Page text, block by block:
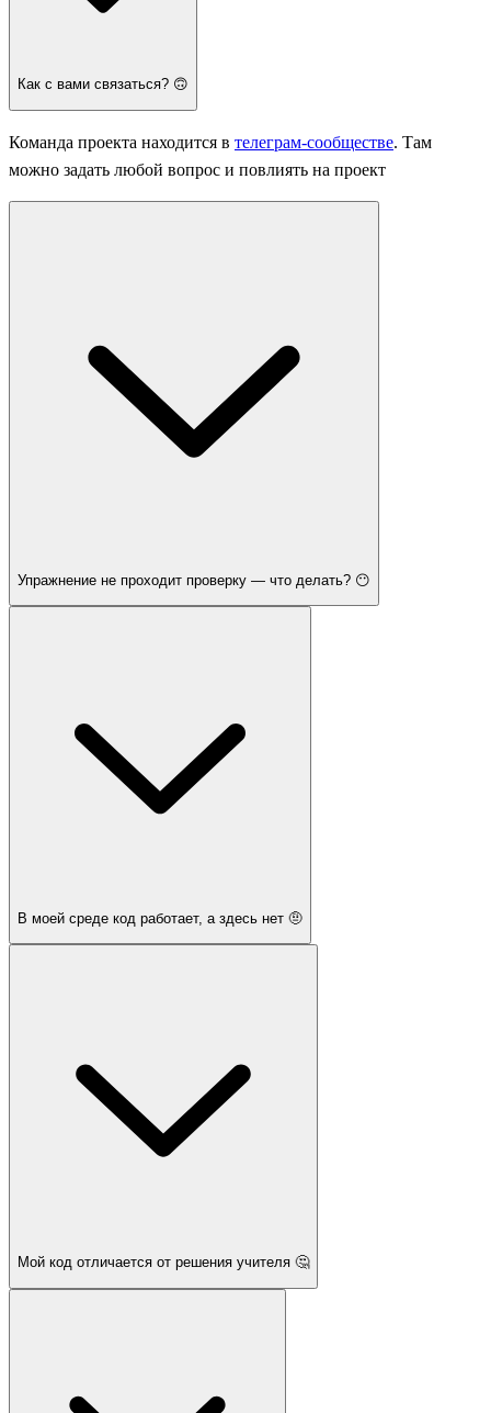
Как с вами связаться? 🙃
Команда проекта находится в телеграм-сообществе. Там
можно задать любой вопрос и повлиять на проект
Упражнение не проходит проверку — что делать? 😶
В моей среде код работает, а здесь нет 🤨
Мой код отличается от решения учителя 🤔